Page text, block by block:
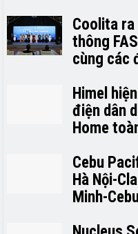
Coolita ra
thông
cùng các
Himel
điện dân
Home
Cebu
Hà Nội-
Minh-